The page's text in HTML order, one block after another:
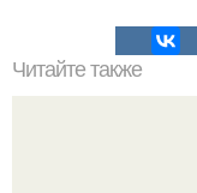
Читайте также